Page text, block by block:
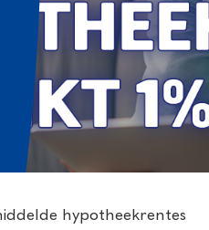
hypotheekrentes